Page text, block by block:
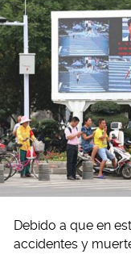
Debido a que en
accidentes y